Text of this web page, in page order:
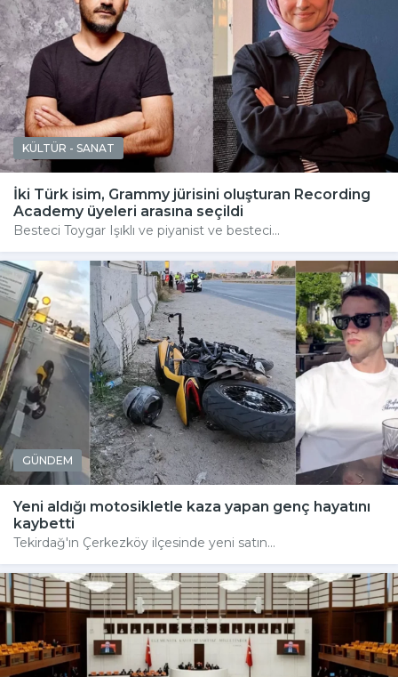
KÜLTÜR - SANAT
İki Türk isim, Grammy jürisini oluşturan Recording
Academy üyeleri arasına seçildi
Besteci Toygar Işıklı ve piyanist ve besteci...
GÜNDEM
Yeni aldığı motosikletle kaza yapan genç hayatını
kaybetti
Tekirdağ'ın Çerkezköy ilçesinde yeni satın...